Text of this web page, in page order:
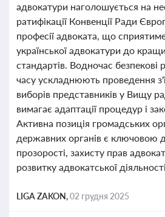
адвокатури наголошується на
ратифікації Конвенції Ради
професії адвоката, що
української адвокатури до
стандартів. Водночас безпекові
часу ускладнюють проведення
виборів представників у Вищу
вимагає адаптації процедур і
Активна позиція громадських
державних органів є ключовою
прозорості, захисту прав
розвитку адвокатської
LIGA ZAKON,02 грудня 2025